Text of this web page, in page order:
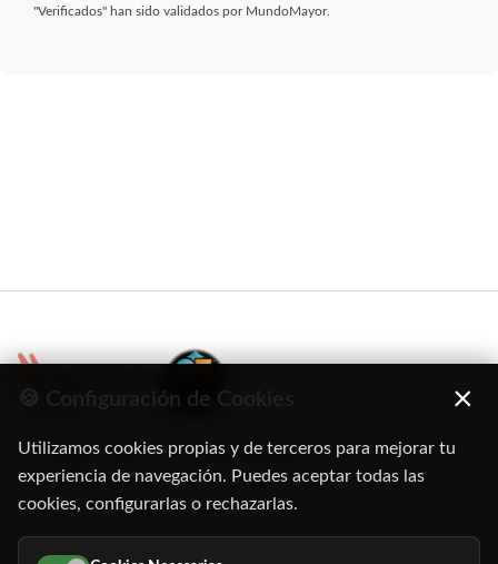
"Verificados" han sido validados por MundoMayor.
C/ Oruro, 11. 28016 Madrid
91 345 06 26
616 113 103
🍪 Configuración de Cookies ×
Utilizamos cookies propias y de terceros para mejorar tu
experiencia de navegación. Puedes aceptar todas las
cookies, configurarlas o rechazarlas.